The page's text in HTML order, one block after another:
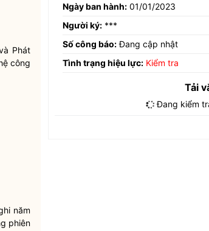
Phát
công
năm
phiên
Ngày ban hành: 01/01/2023
Người ký: ***
Số công báo:Đang cập nhật
Tình trạng hiệu lực: Kiểm tra
Tải
Đang kiểm